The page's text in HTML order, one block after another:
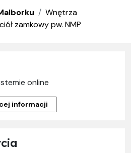
Wnętrza
zamkowy pw. NMP
online
informacji